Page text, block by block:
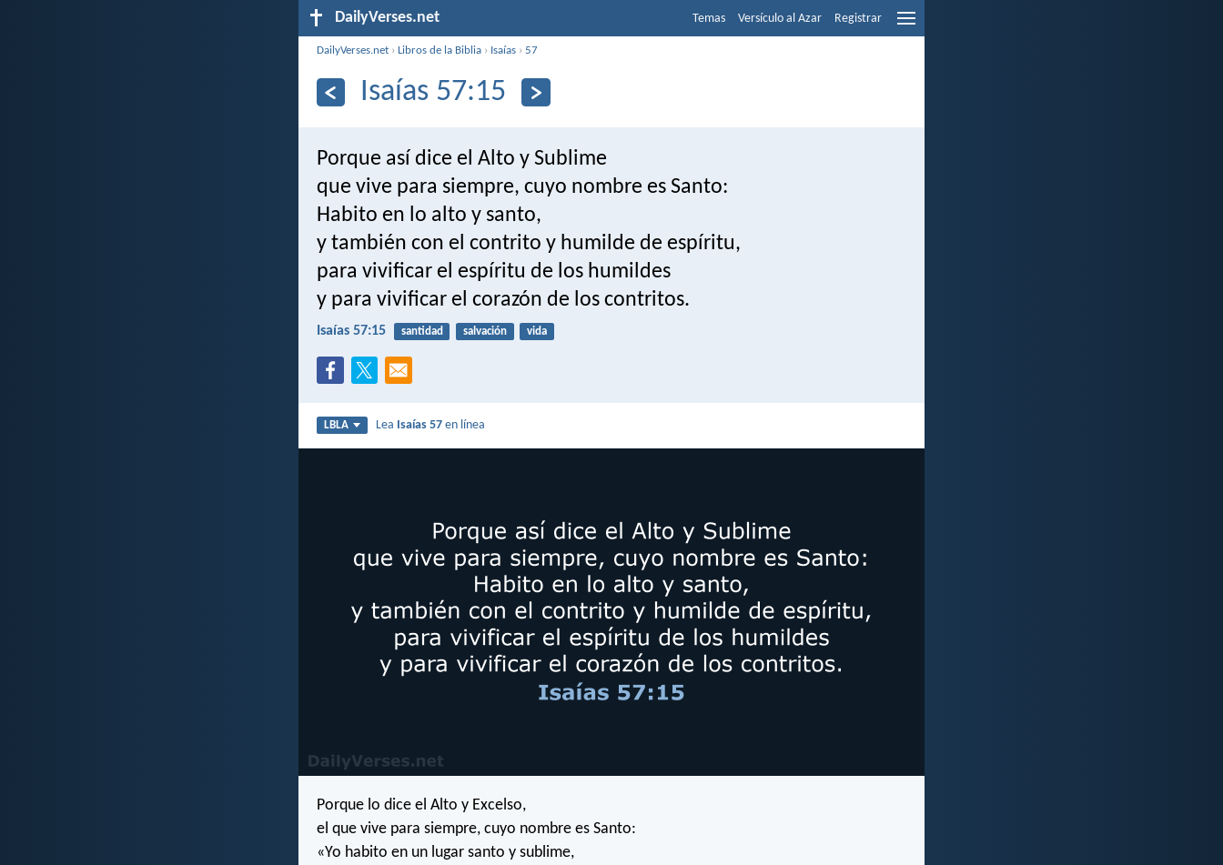
DailyVerses.net Temas Versículo al Azar Registrar
DailyVerses.net ›Libros de la Biblia › Isaías ›57
Isaías 57:15
Porque así dice el Alto y Sublime
que vive para siempre, cuyo nombre es Santo:
Habito en lo alto y santo,
y también con el contrito y humilde de espíritu,
para vivificar el espíritu de los humildes
y para vivificar el corazón de los contritos.
Isaías 57:15 santidad salvación vida
LBLA Lea Isaías 57 en línea
Porque lo dice el Alto y Excelso,
el que vive para siempre, cuyo nombre es Santo:
«Yo habito en un lugar santo y sublime,